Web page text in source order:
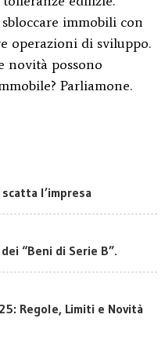
immobili con
operazioni di sviluppo.
novità possono
Parliamone.
l’impresa
“Beni di Serie B”.
Regole, Limiti e Novità